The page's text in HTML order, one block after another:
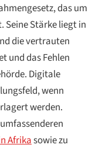
das um
Stärke liegt in
die vertrauten
und das Fehlen
Digitale
wenn
werden.
Afrikasowie zu